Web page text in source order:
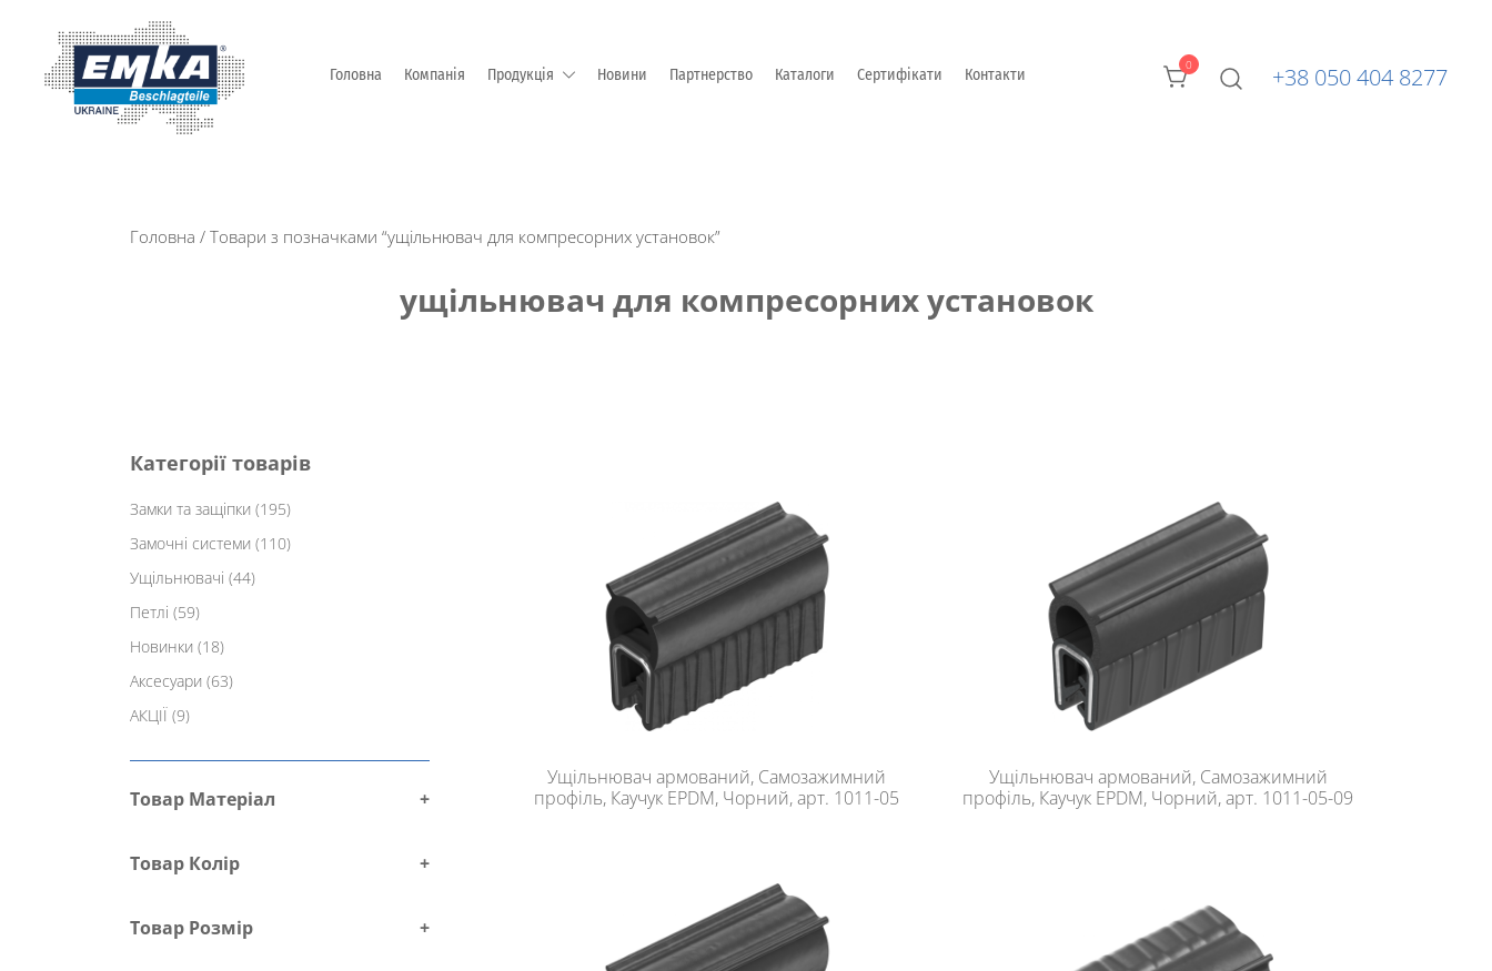
Головна Компанія Продукція Новини Партнерство Каталоги Сертифікати Контакти
0 +38 050 404 8277
Головна / Товари з позначками “ущільнювач для компресорних установок”
ущільнювач для компресорних установок
Ущільнювач армований, Самозажимний
профіль, Каучук EPDM, Чорний, арт. 1011-05
Ущільнювач армований, Самозажимний
профіль, Каучук EPDM, Чорний, арт. 1011-05-09
Категорії товарів
Замки та защіпки (195)
Замочні системи (110)
Ущільнювачі (44)
Петлі (59)
Новинки (18)
Аксесуари (63)
АКЦІЇ (9)
Товар Матеріал +
Товар Колір +
Товар Розмір +